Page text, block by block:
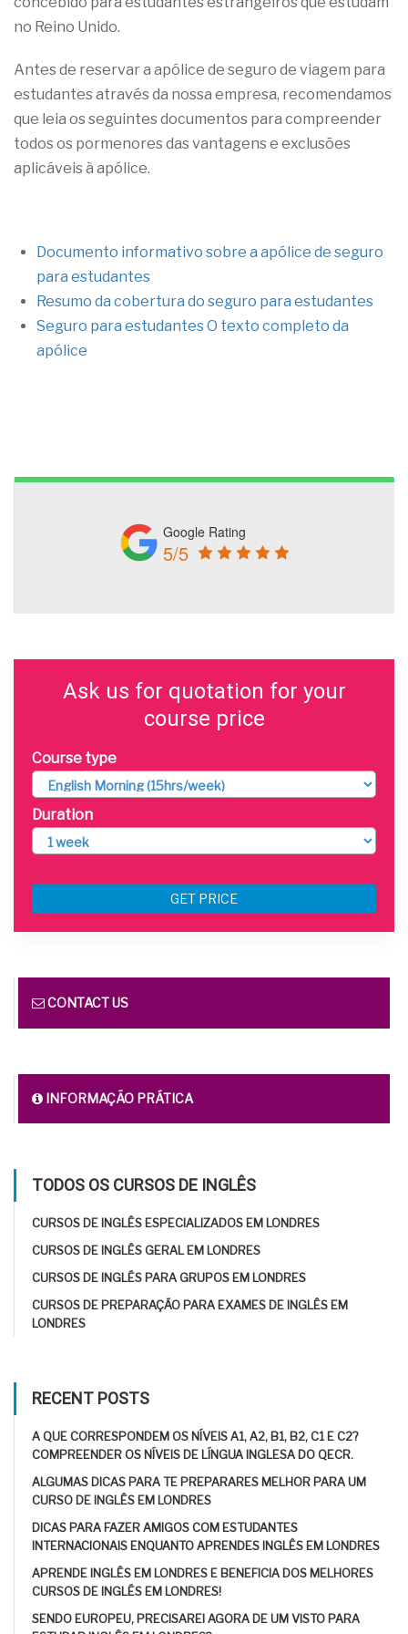
no Reino Unido.
Antes de reservar a apólice de seguro de viagem para
estudantes através da nossa empresa, recomendamos
que leia os seguintes documentos para compreender
todos os pormenores das vantagens e exclusões
aplicáveis à apólice.
Documento informativo sobre a apólice de seguro
para estudantes
Resumo da cobertura do seguro para estudantes
Seguro para estudantes O texto completo da
apólice
Google Rating
5/5
Ask us for quotation for your
course price
Course type
Duration
GET PRICE
CONTACT US
INFORMAÇÃO PRÁTICA
TODOS OS CURSOS DE INGLÊS
CURSOS DE INGLÊS ESPECIALIZADOS EM LONDRES
CURSOS DE INGLÊS GERAL EM LONDRES
CURSOS DE INGLÊS PARA GRUPOS EM LONDRES
CURSOS DE PREPARAÇÃO PARA EXAMES DE INGLÊS EM
LONDRES
RECENT POSTS
A QUE CORRESPONDEM OS NÍVEIS A1, A2, B1, B2, C1 E C2?
COMPREENDER OS NÍVEIS DE LÍNGUA INGLESA DO QECR.
ALGUMAS DICAS PARA TE PREPARARES MELHOR PARA UM
CURSO DE INGLÊS EM LONDRES
DICAS PARA FAZER AMIGOS COM ESTUDANTES
INTERNACIONAIS ENQUANTO APRENDES INGLÊS EM LONDRES
APRENDE INGLÊS EM LONDRES E BENEFICIA DOS MELHORES
CURSOS DE INGLÊS EM LONDRES!
SENDO EUROPEU, PRECISAREI AGORA DE UM VISTO PARA